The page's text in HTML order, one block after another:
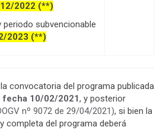
2022 (**)
subvencionable
2023 (**)
convocatoria del programa publicada
fecha 10/02/2021, y posterior
nº 9072 de 29/04/2021), si bien la
completa del programa deberá